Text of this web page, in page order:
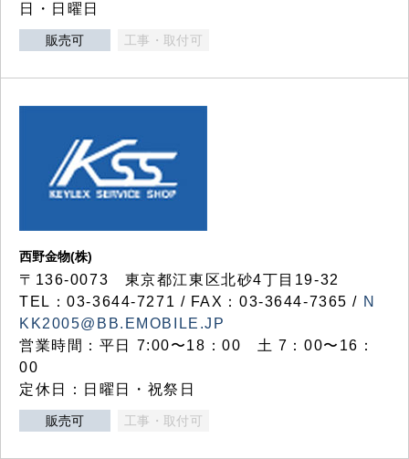
日・日曜日
販売可 工事・取付可
西野金物(株)
〒136-0073 東京都江東区北砂4丁目19-32
TEL：03‐3644‐7271 / FAX：03-3644-7365 / N
KK2005@BB.EMOBILE.JP
営業時間：平日 7:00〜18：00 土 7：00〜16：
00
定休日：日曜日・祝祭日
販売可 工事・取付可